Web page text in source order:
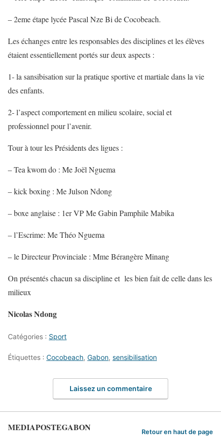
– 2eme étape lycée Pascal Nze Bi de Cocobeach.
Les échanges entre les responsables des disciplines et les élèves
étaient essentiellement portés sur deux aspects :
1- la sansibisation sur la pratique sportive et martiale dans la vie
des enfants.
2- l’aspect comportement en milieu scolaire, social et
professionnel pour l’avenir.
Tour à tour les Présidents des ligues :
– Tea kwom do : Me Joël Nguema
– kick boxing : Me Julson Ndong
– boxe anglaise : 1er VP Me Gabin Pamphile Mabika
– l’Escrime: Me Théo Nguema
– le Directeur Provinciale : Mme Bérangère Minang
On présentés chacun sa discipline et les bien fait de celle dans les
milieux
Nicolas Ndong
Catégories : Sport
Étiquettes : Cocobeach, Gabon, sensibilisation
Laissez un commentaire
MEDIAPOSTEGABON Retour en haut de page